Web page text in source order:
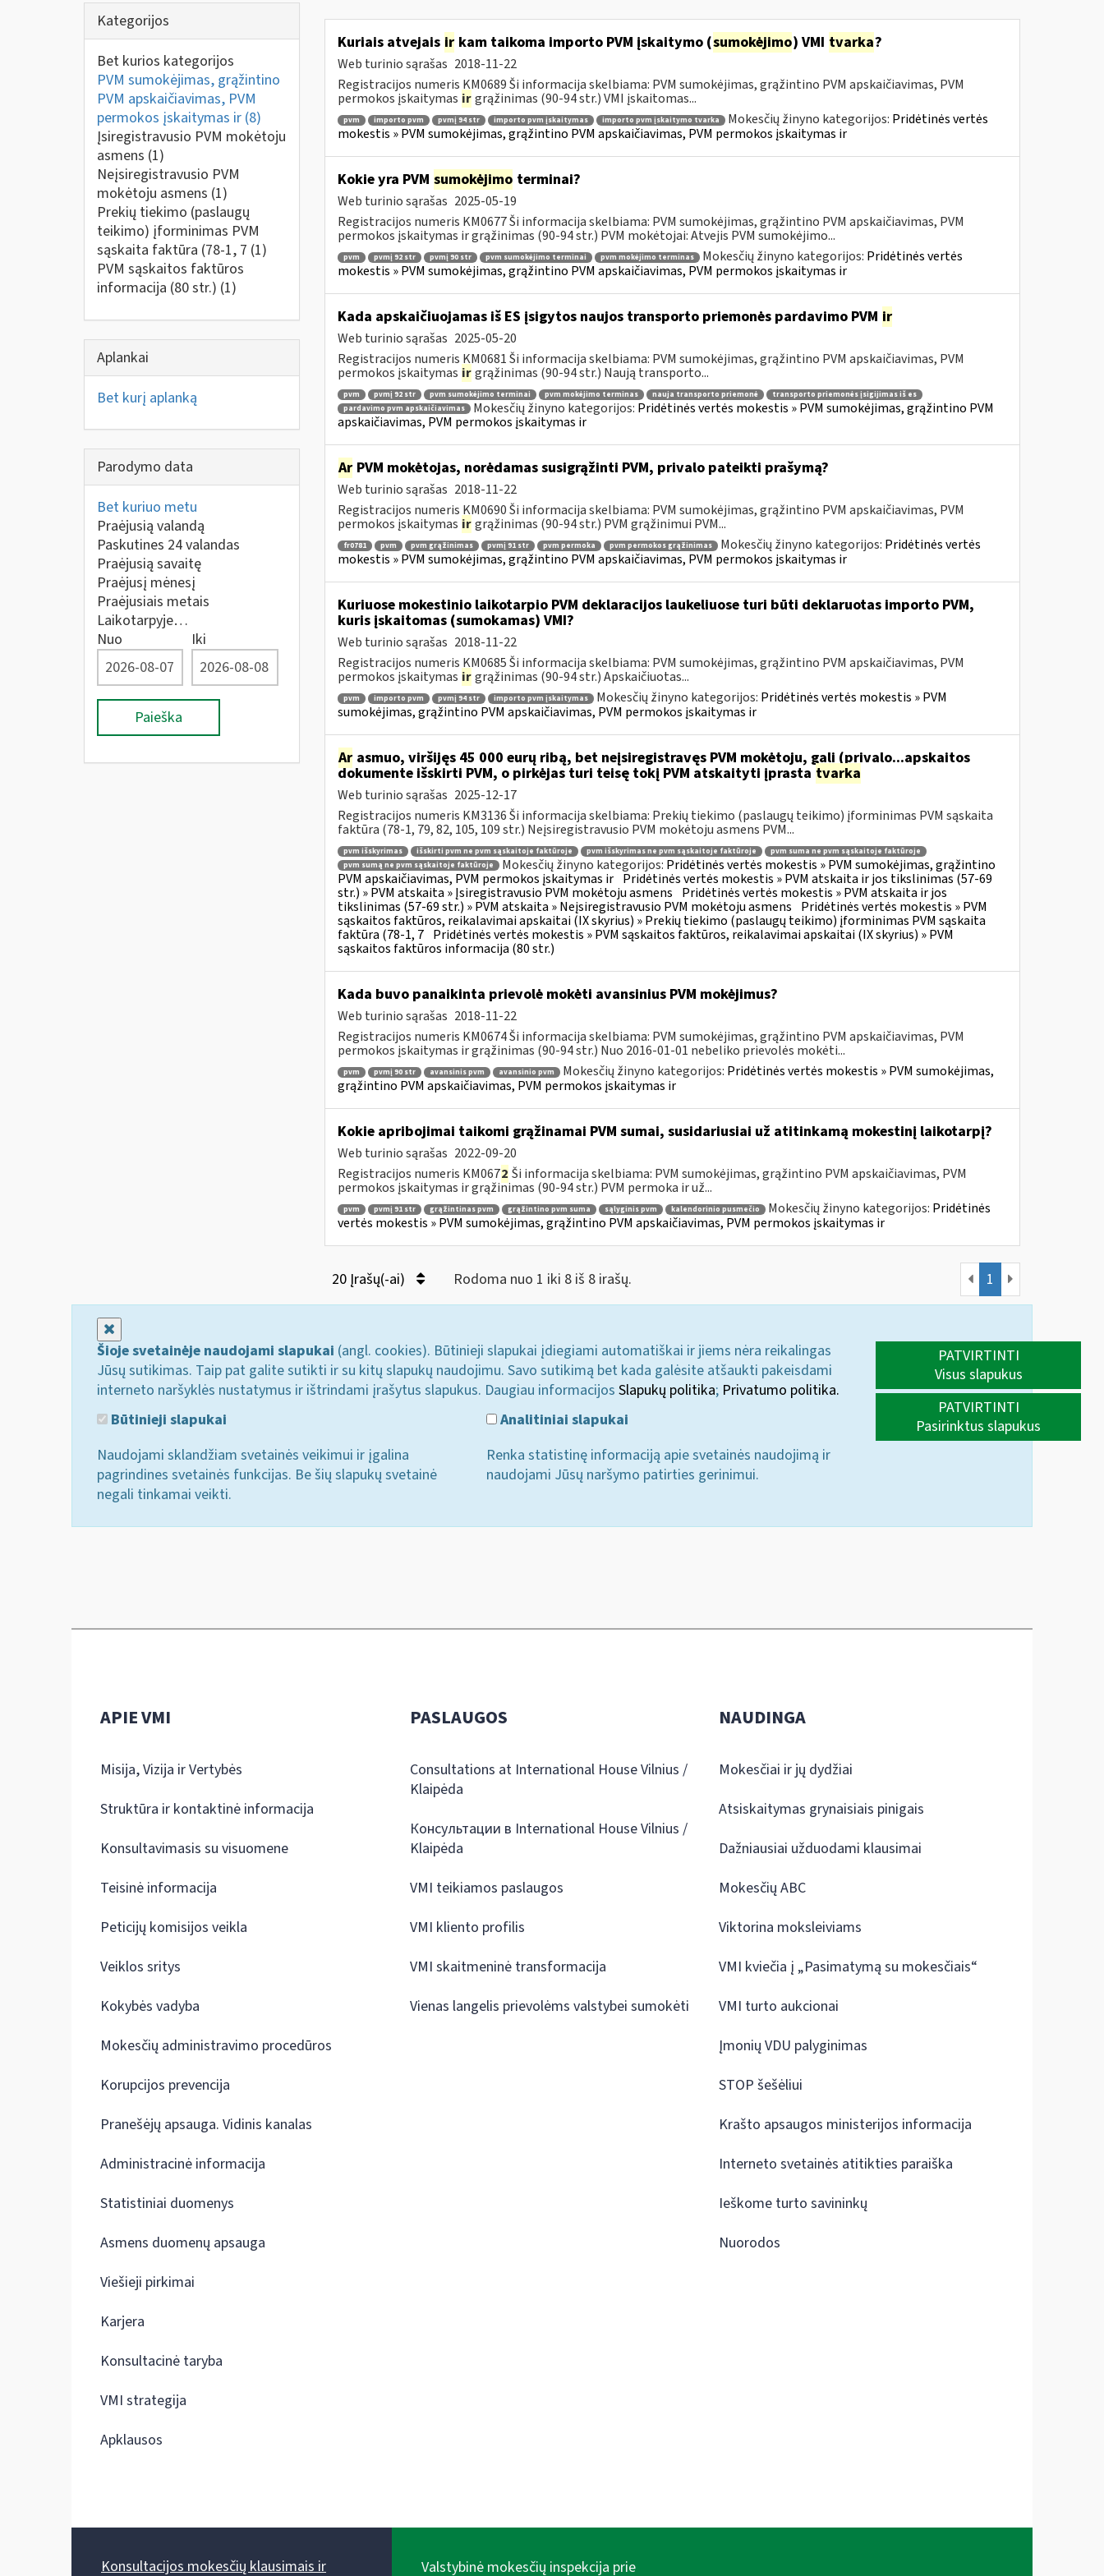
Kategorijos
Bet kurios kategorijos
PVM sumokėjimas, grąžintino
PVM apskaičiavimas, PVM
permokos įskaitymas ir (8)
Įsiregistravusio PVM mokėtoju
asmens (1)
Neįsiregistravusio PVM
mokėtoju asmens (1)
Prekių tiekimo (paslaugų
teikimo) įforminimas PVM
sąskaita faktūra (78-1, 7 (1)
PVM sąskaitos faktūros
informacija (80 str.) (1)
Aplankai
Bet kurį aplanką
Parodymo data
Bet kuriuo metu
Praėjusią valandą
Paskutines 24 valandas
Praėjusią savaitę
Praėjusį mėnesį
Praėjusiais metais
Laikotarpyje…
Nuo
Iki
Paieška
Kuriais atvejais irkam taikoma importo PVM įskaitymo (sumokėjimo) VMI tvarka?
Web turinio sąrašas 2018-11-22
Registracijos numeris KM0689 Ši informacija skelbiama: PVM sumokėjimas, grąžintino PVM apskaičiavimas, PVM
permokos įskaitymas ir grąžinimas (90-94 str.) VMI įskaitomas...
pvm importo pvm pvmį 94 str importo pvm įskaitymas importo pvm įskaitymo tvarka Mokesčių žinyno kategorijos: Pridėtinės vertės
mokestis » PVM sumokėjimas, grąžintino PVM apskaičiavimas, PVM permokos įskaitymas ir
Kokie yra PVM sumokėjimo terminai?
Web turinio sąrašas 2025-05-19
Registracijos numeris KM0677 Ši informacija skelbiama: PVM sumokėjimas, grąžintino PVM apskaičiavimas, PVM
permokos įskaitymas ir grąžinimas (90-94 str.) PVM mokėtojai: Atvejis PVM sumokėjimo...
pvm pvmį 92 str pvmį 90 str pvm sumokėjimo terminai pvm mokėjimo terminas Mokesčių žinyno kategorijos: Pridėtinės vertės
mokestis » PVM sumokėjimas, grąžintino PVM apskaičiavimas, PVM permokos įskaitymas ir
Kada apskaičiuojamas iš ES įsigytos naujos transporto priemonės pardavimo PVM ir
Web turinio sąrašas 2025-05-20
Registracijos numeris KM0681 Ši informacija skelbiama: PVM sumokėjimas, grąžintino PVM apskaičiavimas, PVM
permokos įskaitymas ir grąžinimas (90-94 str.) Naują transporto...
pvm pvmį 92 str pvm sumokėjimo terminai pvm mokėjimo terminas nauja transporto priemonė
transporto priemonės įsigijimas iš es
pardavimo pvm apskaičiavimas
Mokesčių žinyno kategorijos: Pridėtinės vertės mokestis » PVM sumokėjimas, grąžintino PVM
apskaičiavimas, PVM permokos įskaitymas ir
ArPVM mokėtojas, norėdamas susigrąžinti PVM, privalo pateikti prašymą?
Web turinio sąrašas 2018-11-22
Registracijos numeris KM0690 Ši informacija skelbiama: PVM sumokėjimas, grąžintino PVM apskaičiavimas, PVM
permokos įskaitymas ir grąžinimas (90-94 str.) PVM grąžinimui PVM...
fr0781 pvm pvm grąžinimas pvmį 91 str pvm permoka pvm permokos grąžinimas Mokesčių žinyno kategorijos: Pridėtinės vertės
mokestis » PVM sumokėjimas, grąžintino PVM apskaičiavimas, PVM permokos įskaitymas ir
Kuriuose mokestinio laikotarpio PVM deklaracijos laukeliuose turi būti deklaruotas importo PVM,
kuris įskaitomas (sumokamas) VMI?
Web turinio sąrašas 2018-11-22
Registracijos numeris KM0685 Ši informacija skelbiama: PVM sumokėjimas, grąžintino PVM apskaičiavimas, PVM
permokos įskaitymas ir grąžinimas (90-94 str.) Apskaičiuotas...
pvm importo pvm pvmį 94 str importo pvm įskaitymas Mokesčių žinyno kategorijos: Pridėtinės vertės mokestis » PVM
sumokėjimas, grąžintino PVM apskaičiavimas, PVM permokos įskaitymas ir
Arasmuo, viršijęs 45 000 eurų ribą, bet neįsiregistravęs PVM mokėtoju, gali (privalo...apskaitos
dokumente išskirti PVM, o pirkėjas turi teisę tokį PVM atskaityti įprasta tvarka
Web turinio sąrašas 2025-12-17
Registracijos numeris KM3136 Ši informacija skelbiama: Prekių tiekimo (paslaugų teikimo) įforminimas PVM sąskaita
faktūra (78-1, 79, 82, 105, 109 str.) Neįsiregistravusio PVM mokėtoju asmens PVM...
pvm išskyrimas išskirti pvm ne pvm sąskaitoje faktūroje pvm išskyrimas ne pvm sąskaitoje faktūroje
pvm suma ne pvm sąskaitoje faktūroje
pvm sumą ne pvm sąskaitoje faktūroje
Mokesčių žinyno kategorijos: Pridėtinės vertės mokestis » PVM sumokėjimas, grąžintino
PVM apskaičiavimas, PVM permokos įskaitymas ir Pridėtinės vertės mokestis » PVM atskaita ir jos tikslinimas (57-69
str.) » PVM atskaita » Įsiregistravusio PVM mokėtoju asmens Pridėtinės vertės mokestis » PVM atskaita ir jos
tikslinimas (57-69 str.) » PVM atskaita » Neįsiregistravusio PVM mokėtoju asmens Pridėtinės vertės mokestis » PVM
sąskaitos faktūros, reikalavimai apskaitai (IX skyrius) » Prekių tiekimo (paslaugų teikimo) įforminimas PVM sąskaita
faktūra (78-1, 7 Pridėtinės vertės mokestis » PVM sąskaitos faktūros, reikalavimai apskaitai (IX skyrius) » PVM
sąskaitos faktūros informacija (80 str.)
Kada buvo panaikinta prievolė mokėti avansinius PVM mokėjimus?
Web turinio sąrašas 2018-11-22
Registracijos numeris KM0674 Ši informacija skelbiama: PVM sumokėjimas, grąžintino PVM apskaičiavimas, PVM
permokos įskaitymas ir grąžinimas (90-94 str.) Nuo 2016-01-01 nebeliko prievolės mokėti...
pvm pvmį 90 str avansinis pvm avansinio pvm Mokesčių žinyno kategorijos: Pridėtinės vertės mokestis » PVM sumokėjimas,
grąžintino PVM apskaičiavimas, PVM permokos įskaitymas ir
Kokie apribojimai taikomi grąžinamai PVM sumai, susidariusiai už atitinkamą mokestinį laikotarpį?
Web turinio sąrašas 2022-09-20
Registracijos numeris KM0672 Ši informacija skelbiama: PVM sumokėjimas, grąžintino PVM apskaičiavimas, PVM
permokos įskaitymas ir grąžinimas (90-94 str.) PVM permoka ir už...
pvm pvmį 91 str grąžintinas pvm grąžintino pvm suma sąlyginis pvm kalendorinio pusmečio Mokesčių žinyno kategorijos: Pridėtinės
vertės mokestis » PVM sumokėjimas, grąžintino PVM apskaičiavimas, PVM permokos įskaitymas ir
20 Įrašų(-ai) Rodoma nuo 1 iki 8 iš 8 irašų. 1
Šioje svetainėje naudojami slapukai (angl. cookies). Būtinieji slapukai įdiegiami automatiškai ir jiems nėra reikalingas
Jūsų sutikimas. Taip pat galite sutikti ir su kitų slapukų naudojimu. Savo sutikimą bet kada galėsite atšaukti pakeisdami
interneto naršyklės nustatymus ir ištrindami įrašytus slapukus. Daugiau informacijos Slapukų politika; Privatumo politika.
Būtinieji slapukai
Naudojami sklandžiam svetainės veikimui ir įgalina
pagrindines svetainės funkcijas. Be šių slapukų svetainė
negali tinkamai veikti.
Analitiniai slapukai
Renka statistinę informaciją apie svetainės naudojimą ir
naudojami Jūsų naršymo patirties gerinimui.
PATVIRTINTI
Visus slapukus
PATVIRTINTI
Pasirinktus slapukus
APIE VMI
Misija, Vizija ir Vertybės
Struktūra ir kontaktinė informacija
Konsultavimasis su visuomene
Teisinė informacija
Peticijų komisijos veikla
Veiklos sritys
Kokybės vadyba
Mokesčių administravimo procedūros
Korupcijos prevencija
Pranešėjų apsauga. Vidinis kanalas
Administracinė informacija
Statistiniai duomenys
Asmens duomenų apsauga
Viešieji pirkimai
Karjera
Konsultacinė taryba
VMI strategija
Apklausos
PASLAUGOS
Consultations at International House Vilnius /
Klaipėda
Консультации в International House Vilnius /
Klaipėda
VMI teikiamos paslaugos
VMI kliento profilis
VMI skaitmeninė transformacija
Vienas langelis prievolėms valstybei sumokėti
NAUDINGA
Mokesčiai ir jų dydžiai
Atsiskaitymas grynaisiais pinigais
Dažniausiai užduodami klausimai
Mokesčių ABC
Viktorina moksleiviams
VMI kviečia į „Pasimatymą su mokesčiais“
VMI turto aukcionai
Įmonių VDU palyginimas
STOP šešėliui
Krašto apsaugos ministerijos informacija
Interneto svetainės atitikties paraiška
Ieškome turto savininkų
Nuorodos
Konsultacijos mokesčių klausimais ir Valstybinė mokesčių inspekcija prie